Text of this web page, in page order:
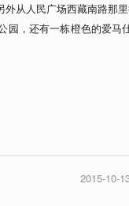
从人民广场西藏南路那
园，还有一栋橙色的爱马
2015-10-